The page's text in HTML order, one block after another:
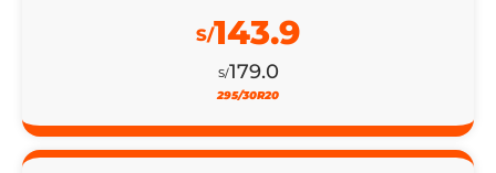
S/179.0
S/143.9
295/30R20